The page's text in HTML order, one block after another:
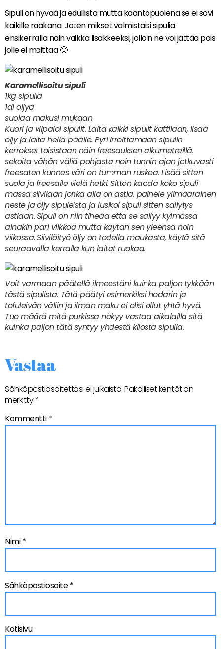
Sipuli on hyvää ja edullista mutta kääntöpuolena se ei sovi
kaikille raakana. Joten mikset valmistaisi sipulia
ensikerralla näin vaikka lisäkkeeksi, jolloin ne voi jättää pois
jolle ei maittaa 🙂
Karamellisoitu sipuli
1kg sipulia
1dl öljyä
suolaa makusi mukaan
Kuori ja viipaloi sipulit. Laita kaikki sipulit kattilaan, lisää
öljy ja laita hella päälle. Pyri irroittamaan sipulin
kerrokset toisistaan näin freesauksen alkumetreillä.
sekoita vähän väliä pohjasta noin tunnin ajan jatkuvasti
freesaten kunnes väri on tumman ruskea. Lisää sitten
suola ja freesaile vielä hetki. Sitten kaada koko sipuli
massa siivilään jonka alla on astia. painele ylimääräinen
neste ja öljy sipuleista ja lusikoi sipuli sitten säilytys
astiaan. Sipuli on niin tiheää että se säilyy kylmässä
ainakin pari viikkoa mutta käytän sen yleensä noin
viikossa. Siivilöityö öljy on todella maukasta, käytä sitä
seuraavalla kerralla kun laitat ruokaa.
Voit varmaan päätellä ilmeestäni kuinka paljon tykkään
tästä sipulista. Tätä päätyi esimerkiksi hodarin ja
tofuleivän väliin ja ilman maku ei olisi ollut yhtä hyvä.
Tuo määrä mitä purkissa näkyy vastaa aikalailla sitä
kuinka paljon tätä syntyy yhdestä kilosta sipulia.
Vastaa
Sähköpostiosoitettasi ei julkaista.Pakolliset kentät on
merkitty*
Kommentti*
Nimi*
Sähköpostiosoite*
Kotisivu